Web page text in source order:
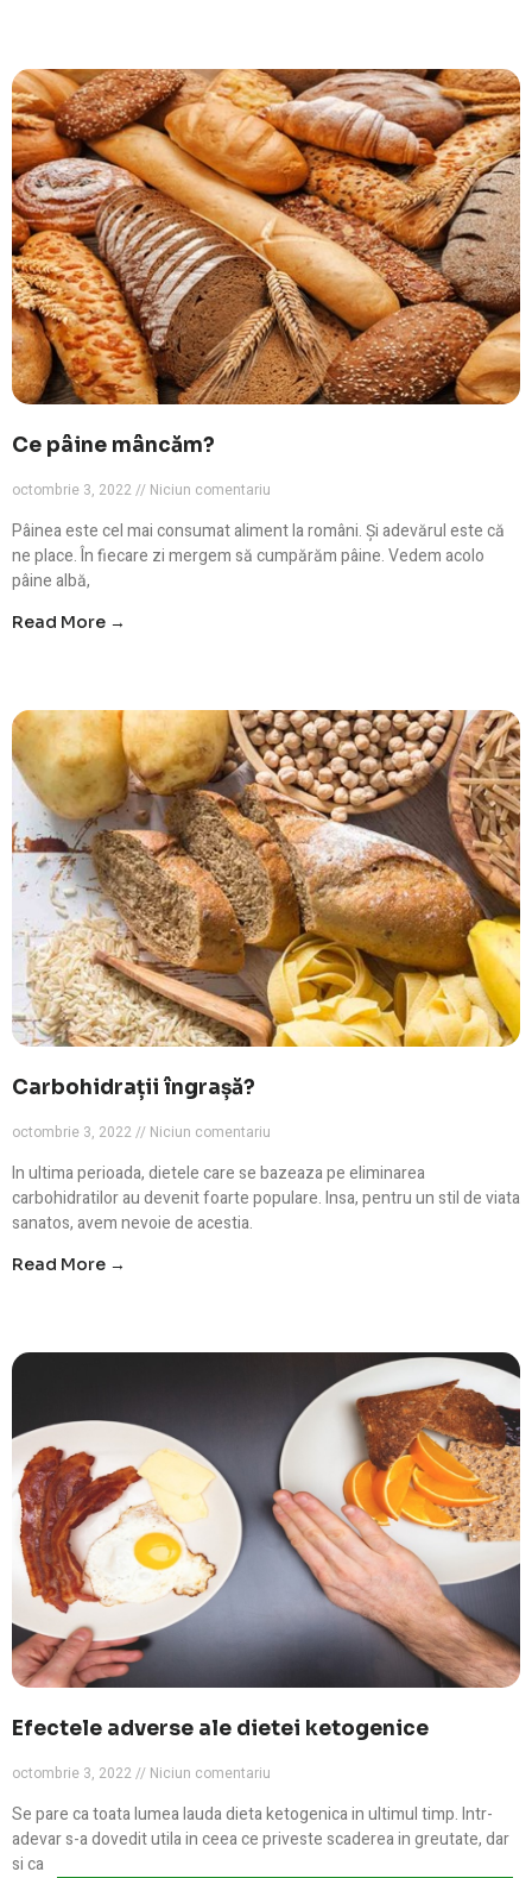
Ce pâine mâncăm?
octombrie 3, 2022 Niciun comentariu
Pâinea este cel mai consumat aliment la români. Și adevărul este că
ne place. În fiecare zi mergem să cumpărăm pâine. Vedem acolo
pâine albă,
Read More →
Carbohidrații îngrașă?
octombrie 3, 2022 Niciun comentariu
In ultima perioada, dietele care se bazeaza pe eliminarea
carbohidratilor au devenit foarte populare. Insa, pentru un stil de viata
sanatos, avem nevoie de acestia.
Read More →
Efectele adverse ale dietei ketogenice
octombrie 3, 2022 Niciun comentariu
Se pare ca toata lumea lauda dieta ketogenica in ultimul timp. Intr-
adevar s-a dovedit utila in ceea ce priveste scaderea in greutate, dar
si ca